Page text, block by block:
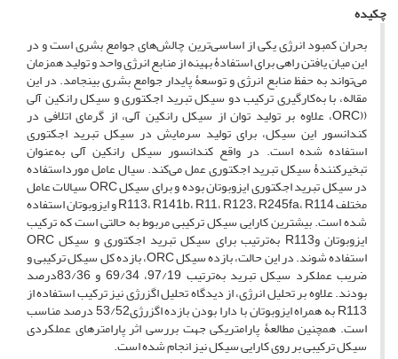
چکیده
بحران کمبود انرژی یکی از اساسی‌ترین چالش‌های جوامع بشری است و در
این میان یافتن راهی برای استفادۀ بهینه از منابع انرژی واحد و تولید همزمان
می‌تواند به حفظ منابع انرژی و توسعۀ پایدار جوامع بشری بینجامد. در این
مقاله، با به‌کارگیری ترکیب دو سیکل تبرید اجکتوری و سیکل رانکین آلی
((ORC، علاوه بر تولید توان از سیکل رانکین آلی، از گرمای اتلافی در
کندانسور این سیکل، برای تولید سرمایش در سیکل تبرید اجکتوری
استفاده شده ‌است. در واقع کندانسور سیکل رانکین آلی به‌عنوان
تبخیرکنندۀ سیکل تبرید اجکتوری عمل می‌کند. سیال عامل مورداستفاده
در سیکل تبرید اجکتوری ایزوبوتان بوده و برای سیکل ORC سیالات عامل
مختلف R113، R141b، R11، R123، R245fa، R114 و ایزوبوتان استفاده
شده ‌است. بیشترین کارایی سیکل ترکیبی مربوط به حالتی است که ترکیب
ایزوبوتان وR113 به‌ترتیب برای سیکل تبرید اجکتوری و سیکل ORC
استفاده شوند. در این حالت، بازده سیکل ORC، بازده کل سیکل ترکیبی و
ضریب عملکرد سیکل تبرید به‌ترتیب 97/19، 69/34 و 83/36درصد
بودند. علاوه بر تحلیل انرژی، از دیدگاه تحلیل اگزرژی نیز ترکیب استفاده از
R113 به همراه ایزوبوتان با دارا بودن بازده اگزرژی53/52 درصد مناسب
است. همچنین مطالعۀ پارامتریکی جهت بررسی اثر پارامترهای عملکردی
سیکل ترکیبی بر روی کارایی سیکل نیز انجام شده‌ است.